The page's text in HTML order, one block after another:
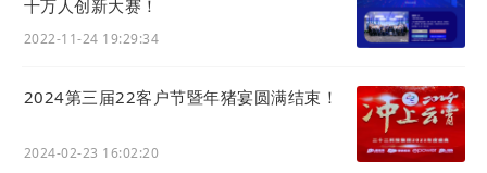
十万人创新大赛！
2022-11-24 19:29:34
2024第三届22客户节暨年猪宴圆满结束！
2024-02-23 16:02:20